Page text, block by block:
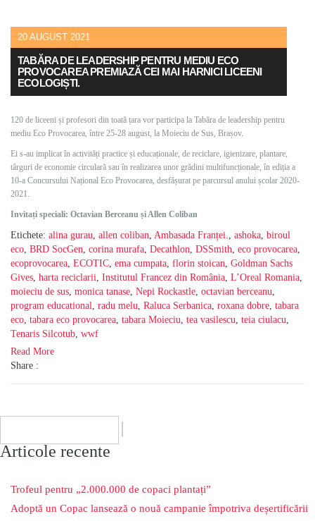
20 AUGUST 2021
TABĂRA DE LEADERSHIP PENTRU MEDIU ECO
PROVOCAREA PREMIAZĂ CEI MAI HARNICI LICEENI
ECOLOGIȘTI.
120 de liceeni și profesori din toată țara vor participa la Tabăra de leadership pentru
mediu Eco Provocarea, între 25-28 august, la Moieciu de Sus, Brașov.
Ei s-au implicat în activități practice și educaționale, de reciclare, igienizare, plantare,
târguri de economie circulară sau în realizarea unor grădini multifuncționale, în ediția a
10-a Concursului Național Eco Provocarea, desfășurat pe parcursul anului școlar 2020-
2021.
Invitați speciali: Octavian Berceanu și Allen Coliban
Etichete: alina gurau, allen coliban, Ambasada Franței., ashoka, biroul
eco, BRD SocGen, corina murafa, Decathlon, DSSmith, eco provocarea,
ecoprovocarea, ECOTIC, ema cumpata, florin stoican, Goldman Sachs
Gives, harta reciclarii, Institutul Francez din România, L’Oreal Romania,
moieciu de sus, monica tanase, Nepi Rockastle, octavian berceanu,
program educational, radu melu, Raluca Serbanica, roxana dobre, tabara
eco, tabara eco provocarea, tabara Moieciu, tea vasilescu, teia ciulacu,
Tenaris Silcotub, wwf
Read More
Share :
Articole recente
Trofeul pentru „2.000.000 de copaci plantați”
Adoptă un Copac lansează o nouă campanie împotriva deșertificării